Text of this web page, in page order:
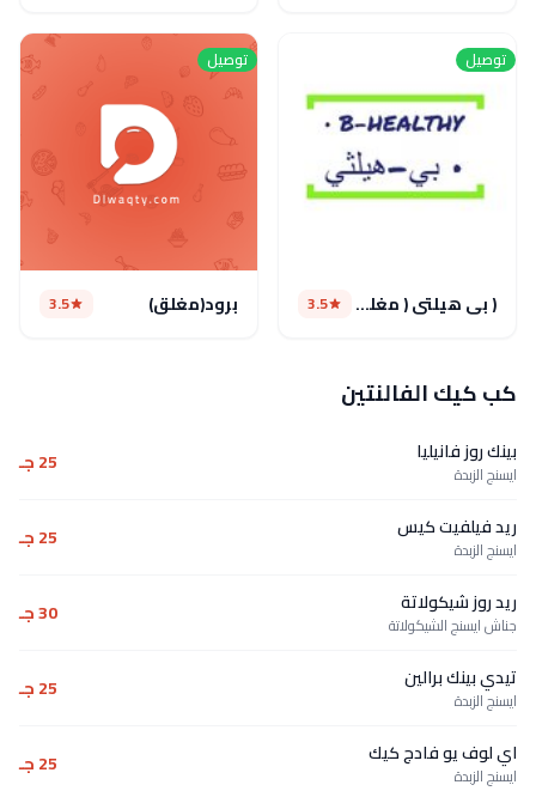
توصيل
( بي هيلتي ( مغلق مؤقتا 3.5
توصيل
برود(مغلق) 3.5
كب كيك الفالنتين
بينك روز فانيليا
ايسنج الزبدة 25 جـ
ريد فيلفيت كيس
ايسنج الزبدة 25 جـ
ريد روز شيكولاتة
جناش ايسنج الشيكولاتة 30 جـ
تيدي بينك برالين
ايسنج الزبدة 25 جـ
اي لوف يو فادج كيك
ايسنج الزبدة 25 جـ